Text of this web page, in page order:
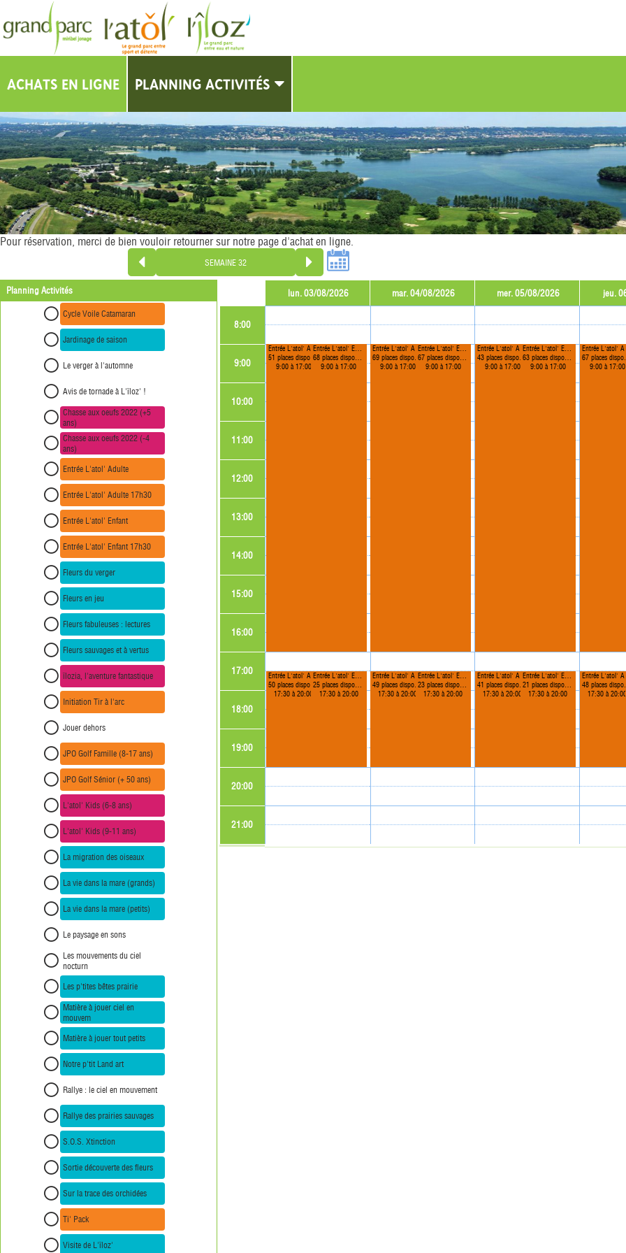
ACHATS EN LIGNE PLANNING ACTIVITÉS
PLANNING
Pour réservation, merci de bien vouloir retourner sur notre page d'achat en ligne.
Planning Activités
Cycle Voile Catamaran
Jardinage de saison
Le verger à l'automne
Avis de tornade à L'îloz' !
Chasse aux oeufs 2022 (+5
ans)
Chasse aux oeufs 2022 (-4
ans)
Entrée L'atol' Adulte
Entrée L'atol' Adulte 17h30
Entrée L'atol' Enfant
Entrée L'atol' Enfant 17h30
Fleurs du verger
Fleurs en jeu
Fleurs fabuleuses : lectures
Fleurs sauvages et à vertus
îlozia, l'aventure fantastique
Initiation Tir à l'arc
Jouer dehors
JPO Golf Famille (8-17 ans)
JPO Golf Sénior (+ 50 ans)
L'atol' Kids (6-8 ans)
L'atol' Kids (9-11 ans)
La migration des oiseaux
La vie dans la mare (grands)
La vie dans la mare (petits)
Le paysage en sons
Les mouvements du ciel
nocturn
Les p'tites bêtes prairie
Matière à jouer ciel en
mouvem
Matière à jouer tout petits
Notre p'tit Land art
Rallye : le ciel en mouvement
Rallye des prairies sauvages
S.O.S. Xtinction
Sortie découverte des fleurs
Sur la trace des orchidées
Ti' Pack
Visite de L'îloz'
lun. 03/08/2026 mar. 04/08/2026 mer. 05/08/2026 jeu.
8:00
9:00
10:00
11:00
12:00
13:00
14:00
15:00
16:00
17:00
18:00
19:00
20:00
21:00
Entrée L'atol' Adulte
51 places disponibles
9:00 à 17:00
Entrée L'atol' Enfant
68 places disponibles
9:00 à 17:00
Entrée L'atol' Adulte 17h30
50 places disponibles
17:30 à 20:00
25 places disponibles
17:30 à 20:00
Entrée L'atol' Adulte
69 places disponibles
9:00 à 17:00
Entrée L'atol' Enfant
67 places disponibles
9:00 à 17:00
Entrée L'atol' Adulte 17h30
49 places disponibles
17:30 à 20:00
Entrée L'atol' Enfant 17h30
23 places disponibles
17:30 à 20:00
Entrée L'atol' Adulte
43 places disponibles
9:00 à 17:00
Entrée L'atol' Enfant
63 places disponibles
9:00 à 17:00
Entrée L'atol' Adulte 17h30
41 places disponibles
17:30 à 20:00
Entrée L'atol' Enfant 17h30
21 places disponibles
17:30 à 20:00
67 places disponibles
9:00 à 17:00
48 places disponibles
17:30 à 20:00